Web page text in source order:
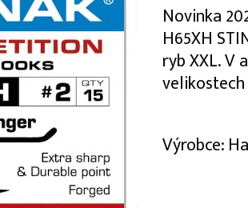
Novinka
H65XH
ryb XXL. V
Výrobce: